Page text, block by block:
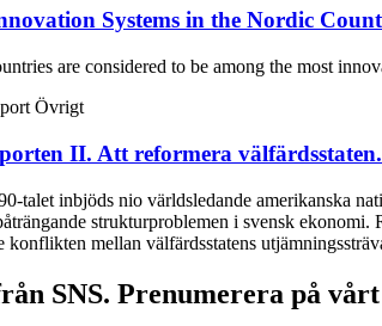
Systems in the Nordic
are considered to be among the most
Övrigt
II. Att reformera
talet inbjöds nio världsledande amerikanska
strukturproblemen i svensk
konflikten mellan välfärdsstatens
SNS. Prenumerera på